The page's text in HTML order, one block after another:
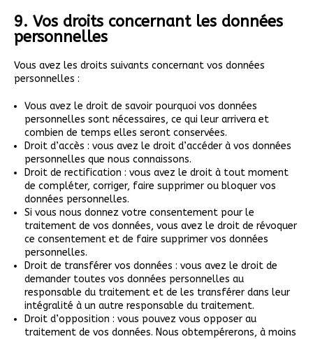
9. Vos droits concernant les données
personnelles
Vous avez les droits suivants concernant vos données
personnelles :
Vous avez le droit de savoir pourquoi vos données
personnelles sont nécessaires, ce qui leur arrivera et
combien de temps elles seront conservées.
Droit d’accès : vous avez le droit d’accéder à vos données
personnelles que nous connaissons.
Droit de rectification : vous avez le droit à tout moment
de compléter, corriger, faire supprimer ou bloquer vos
données personnelles.
Si vous nous donnez votre consentement pour le
traitement de vos données, vous avez le droit de révoquer
ce consentement et de faire supprimer vos données
personnelles.
Droit de transférer vos données : vous avez le droit de
demander toutes vos données personnelles au
responsable du traitement et de les transférer dans leur
intégralité à un autre responsable du traitement.
Droit d’opposition : vous pouvez vous opposer au
traitement de vos données. Nous obtempérerons, à moins